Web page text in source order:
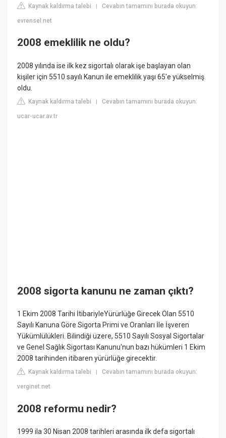
Kaynak kaldırma talebi |Cevabın tamamını burada okuyun:
evrensel.net
2008 emeklilik ne oldu?
2008 yılında ise ilk kez sigortalı olarak işe başlayan olan
kişiler için 5510 sayılı Kanun ile emeklilik yaşı 65'e yükselmiş
oldu.
Kaynak kaldırma talebi |Cevabın tamamını burada okuyun:
ucar-ucar.av.tr
2008 sigorta kanunu ne zaman çıktı?
1 Ekim 2008 Tarihi İtibariyleYürürlüğe Girecek Olan 5510
Sayılı Kanuna Göre Sigorta Primi ve Oranları İle İşveren
Yükümlülükleri. Bilindiği üzere, 5510 Sayılı Sosyal Sigortalar
ve Genel Sağlık Sigortası Kanunu'nun bazı hükümleri 1 Ekim
2008 tarihinden itibaren yürürlüğe girecektir.
Kaynak kaldırma talebi |Cevabın tamamını burada okuyun:
verginet.net
2008 reformu nedir?
1999 ila 30 Nisan 2008 tarihleri arasında ilk defa sigortalı